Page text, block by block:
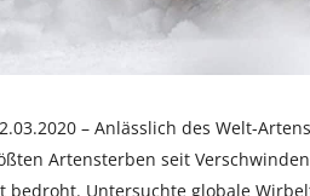
– Anlässlich des Welt-
Artensterben seit
bedroht. Untersuchte globale